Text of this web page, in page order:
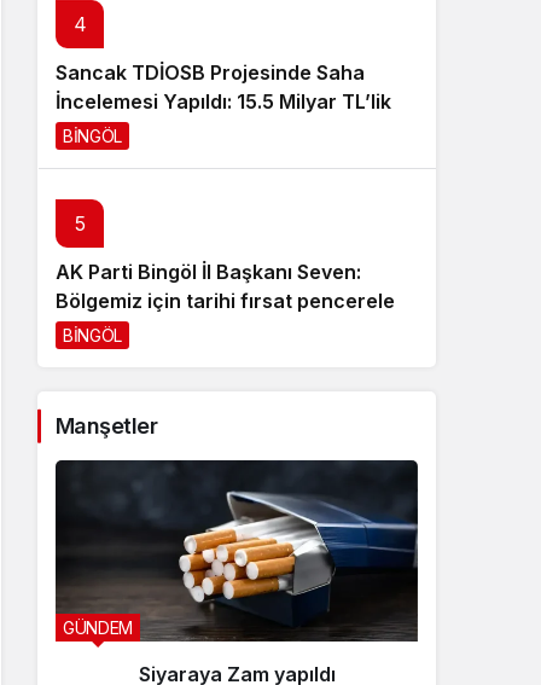
4
Sancak TDİOSB Projesinde Saha
İncelemesi Yapıldı: 15.5 Milyar TL’lik
Dev Yatırım
BİNGÖL
5
AK Parti Bingöl İl Başkanı Seven:
Bölgemiz için tarihi fırsat pencereleri
açılıyor
BİNGÖL
Manşetler
GÜNDEM
Siyaraya Zam yapıldı